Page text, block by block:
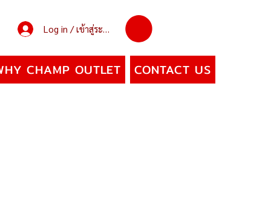
Log in / เข้าสู่ระบบ
CHAMP OUTLET CONTACT US